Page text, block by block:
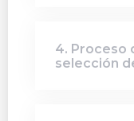
4. Proceso
selección